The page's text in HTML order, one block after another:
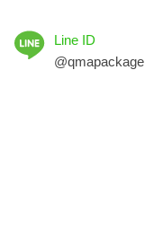
Line ID
@qmapackage